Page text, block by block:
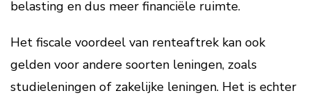
belasting en dus meer financiële ruimte.
Het fiscale voordeel van renteaftrek kan ook
gelden voor andere soorten leningen, zoals
studieleningen of zakelijke leningen. Het is echter